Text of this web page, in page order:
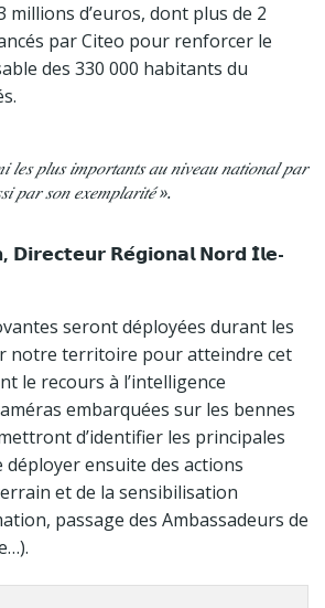
millions d’euros, dont plus de 2
par Citeo pour renforcer le
des 330 000 habitants du
𝑝𝑙𝑢𝑠 𝑖𝑚𝑝𝑜𝑟𝑡𝑎𝑛𝑡𝑠 𝑎𝑢 𝑛𝑖𝑣𝑒𝑎𝑢 𝑛𝑎𝑡𝑖𝑜𝑛𝑎𝑙 𝑝𝑎𝑟
𝑝𝑎𝑟 𝑠𝑜𝑛 𝑒𝑥𝑒𝑚𝑝𝑙𝑎𝑟𝑖𝑡𝑒́ ».
𝗗𝗶𝗿𝗲𝗰𝘁𝗲𝘂𝗿 𝗥𝗲́𝗴𝗶𝗼𝗻𝗮𝗹 𝗡𝗼𝗿𝗱 𝗜̂𝗹𝗲-
seront déployées durant les
notre territoire pour atteindre cet
le recours à l’intelligence
embarquées sur les bennes
d’identifier les principales
ensuite des actions
et de la sensibilisation
passage des Ambassadeurs de